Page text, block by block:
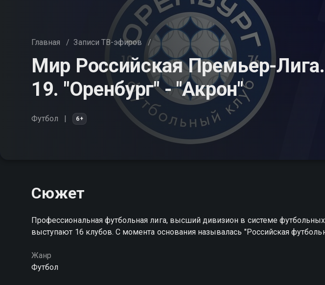
Главная / Записи ТВ-эфиров /
Мир Российская Премьер-
19. "Оренбург" - "Акрон"
Футбол 6+
Сюжет
Профессиональная футбольная лига, высший дивизион в системе
выступают 16 клубов. С момента основания называлась "Российская
Жанр
Футбол